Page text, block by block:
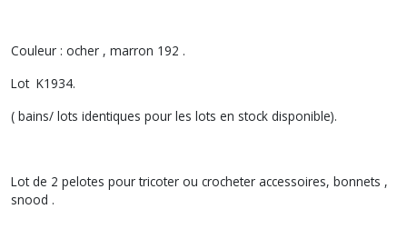
Couleur : ocher , marron 192 .
Lot K1934.
( bains/ lots identiques pour les lots en stock disponible).
Lot de 2 pelotes pour tricoter ou crocheter accessoires, bonnets ,
snood .